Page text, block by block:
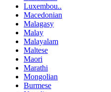
Luxembou..
Macedonian
Malagasy
Malay
Malayalam
Maltese
Maori
Marathi
Mongolian
Burmese